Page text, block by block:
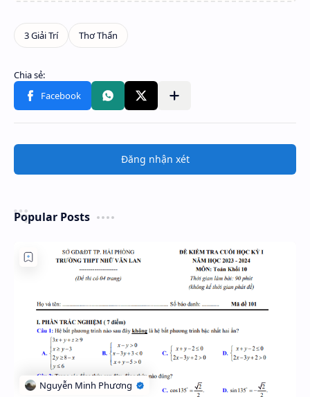
Đăng nhận xét
Popular Posts